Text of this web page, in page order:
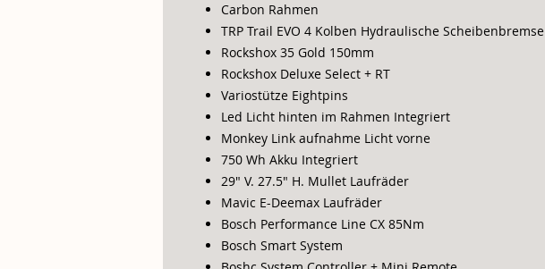
Carbon Rahmen
TRP Trail EVO 4 Kolben Hydraulische Scheibenbremse
Rockshox 35 Gold 150mm
Rockshox Deluxe Select + RT
Variostütze Eightpins
Led Licht hinten im Rahmen Integriert
Monkey Link aufnahme Licht vorne
750 Wh Akku Integriert
29" V. 27.5" H. Mullet Laufräder
Mavic E-Deemax Laufräder
Bosch Performance Line CX 85Nm
Bosch Smart System